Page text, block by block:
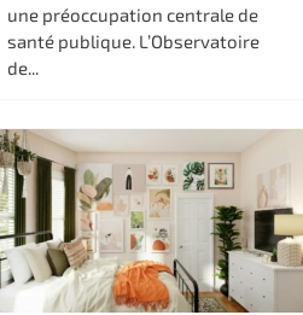
une préoccupation centrale de
santé publique. L’Observatoire
de...